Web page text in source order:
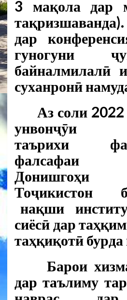
3 мақола дар
дар
гуногуни
байналмилалӣ
суханронӣ
Аз соли 2022
унвонҷӯи
таърихи
фалсафаи
Тоҷикистон
нақши
сиёсӣ дар
таҳқиқотӣ бурда
Барои
дар таълиму